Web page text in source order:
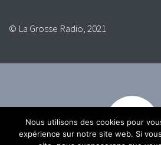
© La Grosse Radio, 2021
Nous utilisons des cookies pour
expérience sur notre site web. Si